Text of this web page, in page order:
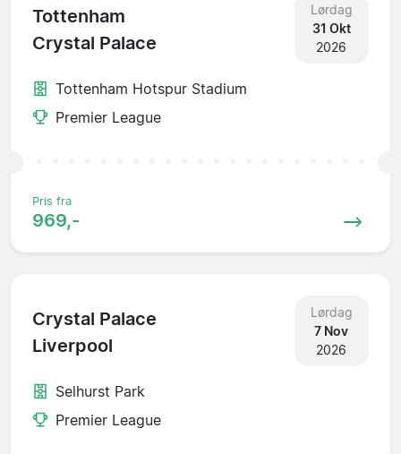
Tottenham
Crystal Palace
Lørdag
31 Okt
2026
Tottenham Hotspur Stadium
Premier League
Pris fra
969,-
Crystal Palace
Liverpool
Lørdag
7 Nov
2026
Selhurst Park
Premier League